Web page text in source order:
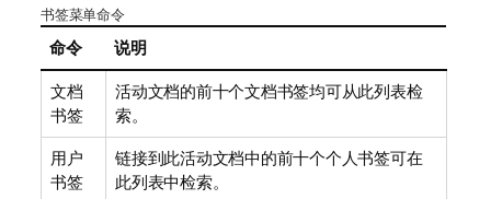
书签菜单命令
命令 说明
文档
书签
活动文档的前十个文档书签均可从此列表检
索。
用户
书签
链接到此活动文档中的前十个个人书签可在
此列表中检索。